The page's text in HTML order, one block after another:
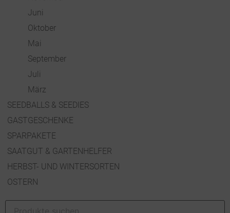
Juni
Oktober
Mai
September
Juli
März
SEEDBALLS & SEEDIES
GASTGESCHENKE
SPARPAKETE
SAATGUT & GARTENHELFER
HERBST- UND WINTERSORTEN
OSTERN